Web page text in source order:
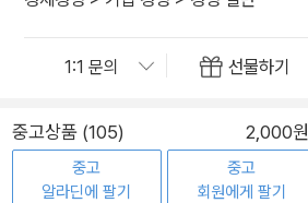
선물하기
중고상품 (105) 2,000원
중고
알라딘에 팔기
중고
회원에게 팔기